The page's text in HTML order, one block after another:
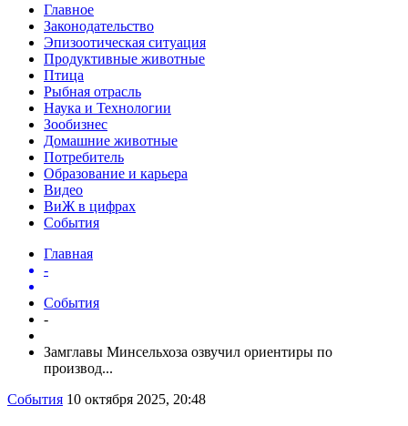
Главное
Законодательство
Эпизоотическая ситуация
Продуктивные животные
Птица
Рыбная отрасль
Наука и Технологии
Зообизнес
Домашние животные
Потребитель
Образование и карьера
Видео
ВиЖ в цифрах
События
Главная
-
События
-
Замглавы Минсельхоза озвучил ориентиры по
производ...
События 10 октября 2025, 20:48